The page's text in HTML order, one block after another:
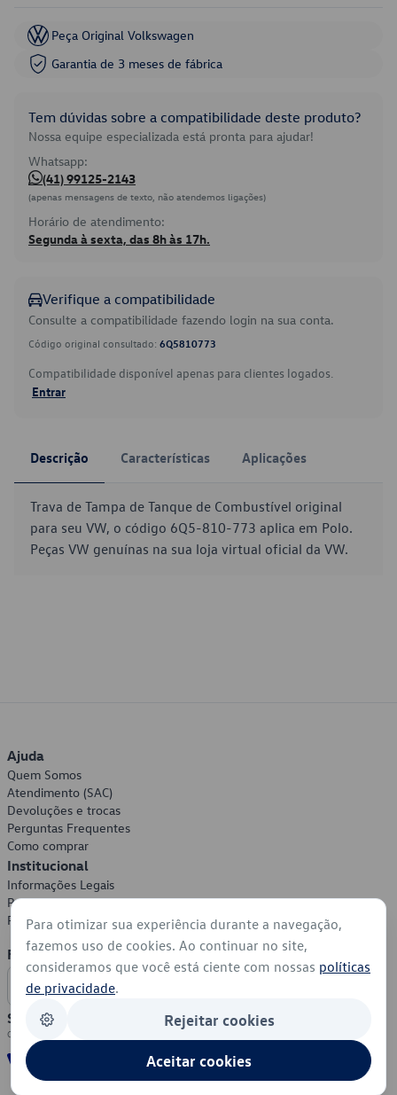
Peça Original Volkswagen
Garantia de 3 meses de fábrica
Tem dúvidas sobre a compatibilidade deste produto?
Nossa equipe especializada está pronta para ajudar!
Whatsapp:
(41) 99125-2143
(apenas mensagens de texto, não atendemos ligações)
Horário de atendimento:
Segunda à sexta, das 8h às 17h.
Verifique a compatibilidade
Consulte a compatibilidade fazendo login na sua conta.
Código original consultado: 6Q5810773
Compatibilidade disponível apenas para clientes logados.
Entrar
Descrição Características Aplicações
Trava de Tampa de Tanque de Combustível original
para seu VW, o código 6Q5-810-773 aplica em Polo.
Peças VW genuínas na sua loja virtual oficial da VW.
Ajuda
Quem Somos
Atendimento (SAC)
Devoluções e trocas
Perguntas Frequentes
Como comprar
Institucional
Informações Legais
Política de Privacidade
Política de Cookies
Formas de Pagamento
Segurança
Para otimizar sua experiência durante a navegação,
fazemos uso de cookies. Ao continuar no site,
consideramos que você está ciente com nossas políticas
de privacidade.
Rejeitar cookies
Aceitar cookies